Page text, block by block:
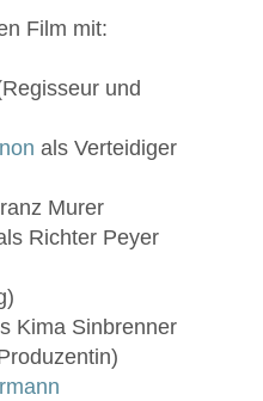
Film mit:
und
als Verteidiger
Murer
Richter Peyer
Kima Sinbrenner